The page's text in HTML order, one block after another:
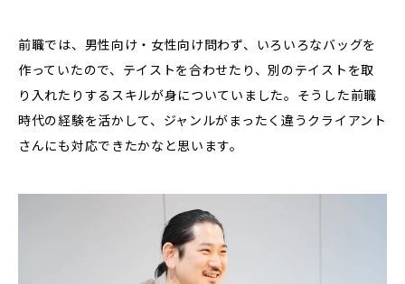
前職では、男性向け・女性向け問わず、いろいろなバッグを
作っていたので、テイストを合わせたり、別のテイストを取
り入れたりするスキルが身についていました。そうした前職
時代の経験を活かして、ジャンルがまったく違うクライアント
さんにも対応できたかなと思います。